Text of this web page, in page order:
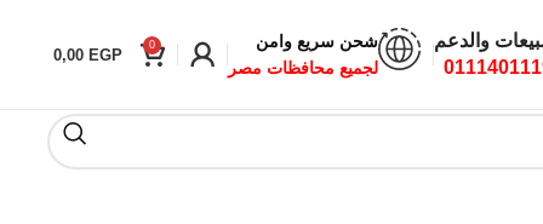
والدعم
شحن سريع وامن
لجميع محافظات مصر
0
0,00 EGP